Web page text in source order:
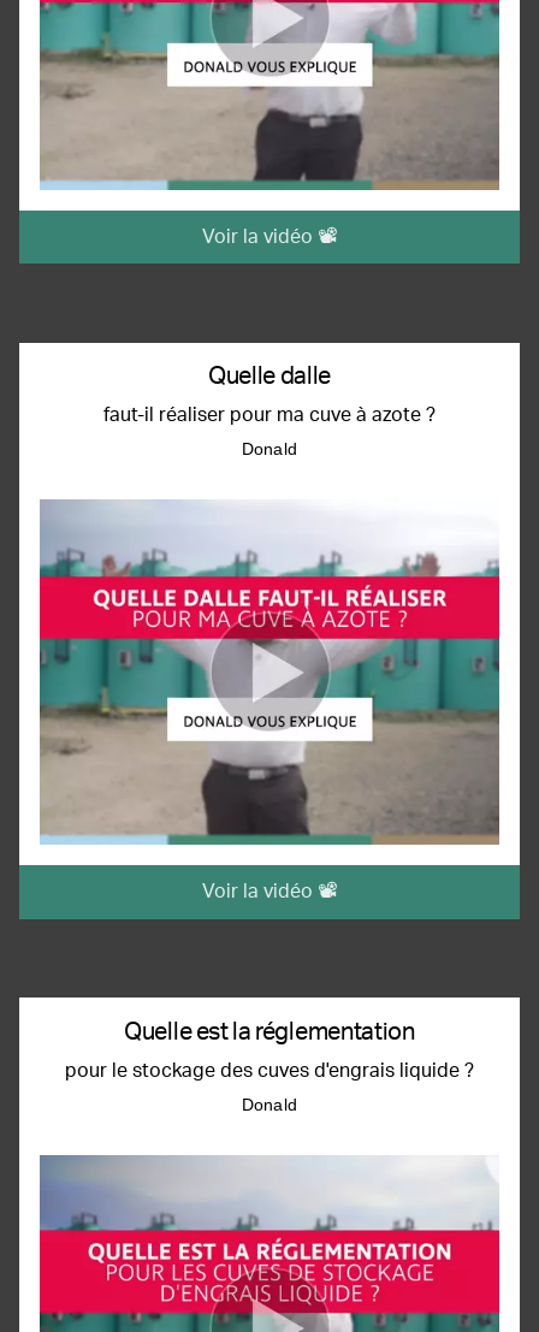
Voir la vidéo 📽️
Quelle dalle
faut-il réaliser pour ma cuve à azote ?
Donald
Voir la vidéo 📽️
Quelle est la réglementation
pour le stockage des cuves d'engrais liquide ?
Donald